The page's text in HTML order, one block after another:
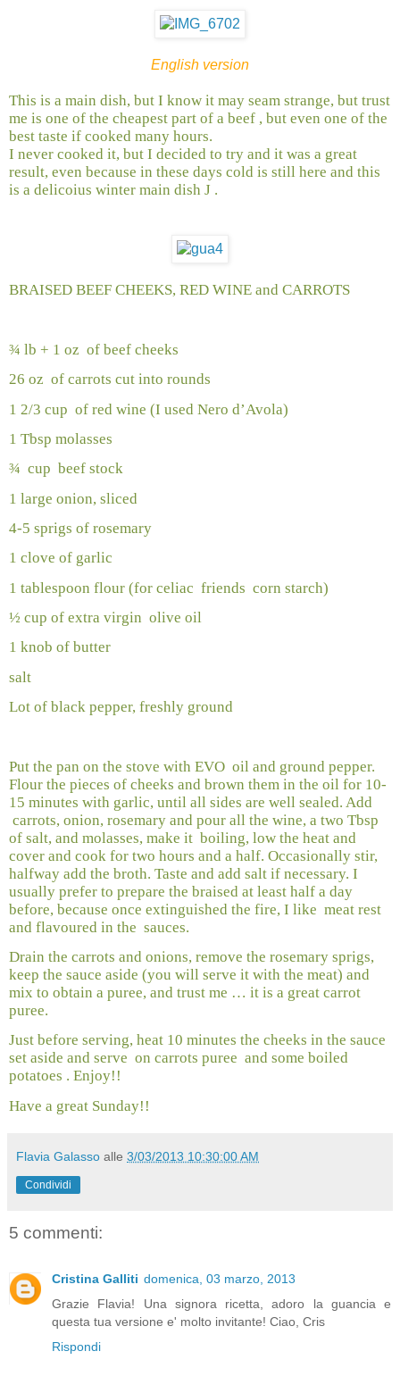
English version
This is a main dish, but I know it may seam strange, but trust
me is one of the cheapest part of a beef , but even one of the
best taste if cooked many hours.
I never cooked it, but I decided to try and it was a great
result, even because in these days cold is still here and this
is a delicoius winter main dish J .
BRAISED BEEF CHEEKS, RED WINE and CARROTS
¾ lb + 1 oz of beef cheeks
26 oz of carrots cut into rounds
1 2/3 cup of red wine (I used Nero d’Avola)
1 Tbsp molasses
¾ cup beef stock
1 large onion, sliced
4-5 sprigs of rosemary
1 clove of garlic
1 tablespoon flour (for celiac friends corn starch)
½ cup of extra virgin olive oil
1 knob of butter
salt
Lot of black pepper, freshly ground
Put the pan on the stove with EVO oil and ground pepper.
Flour the pieces of cheeks and brown them in the oil for 10-
15 minutes with garlic, until all sides are well sealed. Add
carrots, onion, rosemary and pour all the wine, a two Tbsp
of salt, and molasses, make it boiling, low the heat and
cover and cook for two hours and a half. Occasionally stir,
halfway add the broth. Taste and add salt if necessary. I
usually prefer to prepare the braised at least half a day
before, because once extinguished the fire, I like meat rest
and flavoured in the sauces.
Drain the carrots and onions, remove the rosemary sprigs,
keep the sauce aside (you will serve it with the meat) and
mix to obtain a puree, and trust me … it is a great carrot
puree.
Just before serving, heat 10 minutes the cheeks in the sauce
set aside and serve on carrots puree and some boiled
potatoes . Enjoy!!
Have a great Sunday!!
Flavia Galasso alle 3/03/2013 10:30:00 AM
Condividi
5 commenti:
Cristina Galliti domenica, 03 marzo, 2013
Grazie Flavia! Una signora ricetta, adoro la guancia e
questa tua versione e' molto invitante! Ciao, Cris
Rispondi